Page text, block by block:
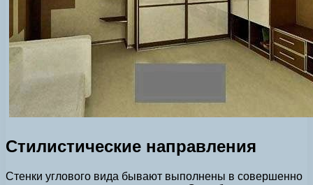
Стилистические направления
Стенки углового вида бывают выполнены в совершенно